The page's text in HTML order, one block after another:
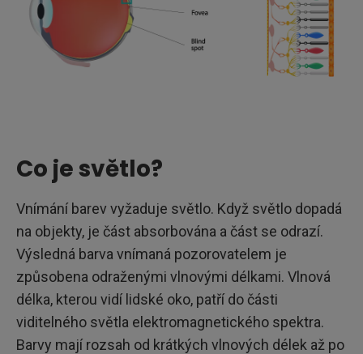
Co je světlo?
Vnímání barev vyžaduje světlo. Když světlo dopadá
na objekty, je část absorbována a část se odrazí.
Výsledná barva vnímaná pozorovatelem je
způsobena odraženými vlnovými délkami. Vlnová
délka, kterou vidí lidské oko, patří do části
viditelného světla elektromagnetického spektra.
Barvy mají rozsah od krátkých vlnových délek až po